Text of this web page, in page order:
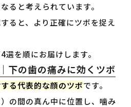
ると考えられています。
ると、より正確にツボを捉え
を順にお届けします。
下の歯の痛みに効くツボ
る代表的な顔のツボです。
の間の真ん中に位置し、噛み